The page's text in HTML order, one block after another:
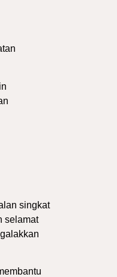
singkat
selamat